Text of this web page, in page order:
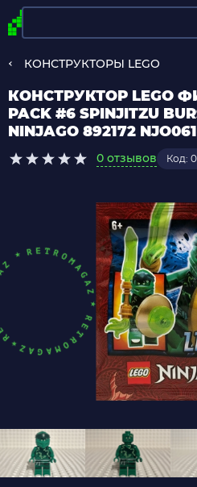
КОНСТРУКТОРЫ LEGO
КОНСТРУКТОР LEGO
PACK #6 SPINJITZU
NINJAGO 892172
0 отзывов Код: